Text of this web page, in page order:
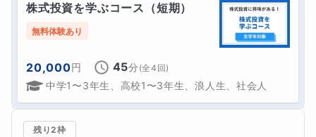
株式投資を学ぶコース（短期）
無料体験あり
20,000円 45分 (全4 回)
中学1〜3年生、高校1〜3年生、浪人生、社会人
残り2枠